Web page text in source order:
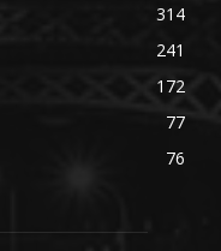
314
241
172
77
76